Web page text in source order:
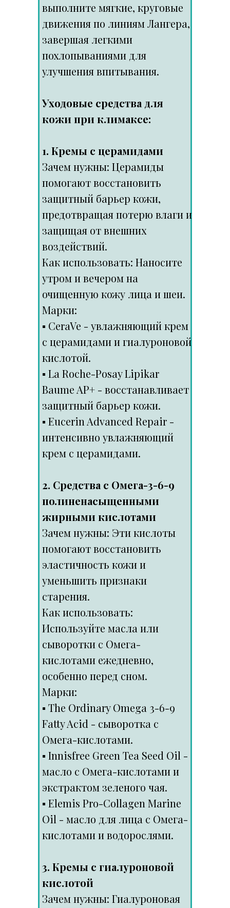
выполните мягкие, круговые
движения по линиям Лангера,
завершая легкими
похлопываниями для
улучшения впитывания.
Уходовые средства для
кожи при климаксе:
1. Кремы с церамидами
Зачем нужны: Церамиды
помогают восстановить
защитный барьер кожи,
предотвращая потерю влаги и
защищая от внешних
воздействий.
Как использовать: Наносите
утром и вечером на
очищенную кожу лица и шеи.
Марки:
▪️ CeraVe - увлажняющий крем
с церамидами и гиалуроновой
кислотой.
▪️ La Roche-Posay Lipikar
Baume AP+ - восстанавливает
защитный барьер кожи.
▪️ Eucerin Advanced Repair -
интенсивно увлажняющий
крем с церамидами.
2. Средства с Омега-3-6-9
полиненасыщенными
жирными кислотами
Зачем нужны: Эти кислоты
помогают восстановить
эластичность кожи и
уменьшить признаки
старения.
Как использовать:
Используйте масла или
сыворотки с Омега-
кислотами ежедневно,
особенно перед сном.
Марки:
▪️ The Ordinary Omega 3-6-9
Fatty Acid - сыворотка с
Омега-кислотами.
▪️ Innisfree Green Tea Seed Oil -
масло с Омега-кислотами и
экстрактом зеленого чая.
▪️ Elemis Pro-Collagen Marine
Oil - масло для лица с Омега-
кислотами и водорослями.
3. Кремы с гиалуроновой
кислотой
Зачем нужны: Гиалуроновая